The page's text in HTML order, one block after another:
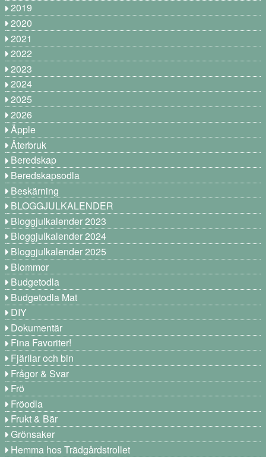
2019
2020
2021
2022
2023
2024
2025
2026
Äpple
Återbruk
Beredskap
Beredskapsodla
Beskärning
BLOGGJULKALENDER
Bloggjulkalender 2023
Bloggjulkalender 2024
Bloggjulkalender 2025
Blommor
Budgetodla
Budgetodla Mat
DIY
Dokumentär
Fina Favoriter!
Fjärilar och bin
Frågor & Svar
Frö
Fröodla
Frukt & Bär
Grönsaker
Hemma hos Trädgårdstrollet